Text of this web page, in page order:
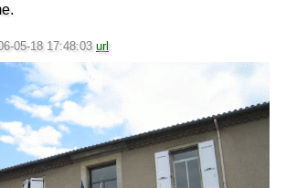
05-18 17:48:03 url